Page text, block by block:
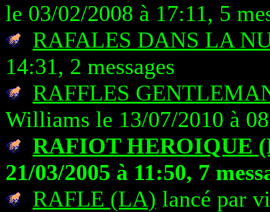
le 03/02/2008 à 17:11, 5
RAFALES DANS LA
14:31, 2 messages
RAFFLES
Williams le 13/07/2010 à
RAFIOT HEROIQUE
21/03/2005 à 11:50, 7
RAFLE (LA) lancé par